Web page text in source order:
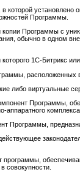
установлено
Программы.
копии Программы с
обычно в одном
которого 1С-Битрикс
расположенных
либо виртуальные
Программы,
Программы,
программы,
совокупности.